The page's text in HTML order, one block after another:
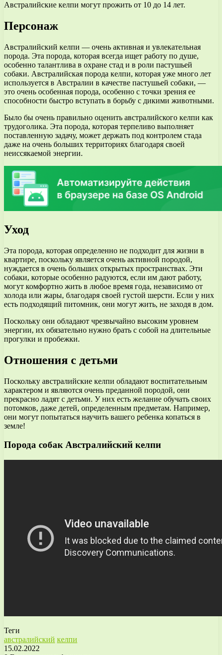
Австралийские келпи могут прожить от 10 до 14 лет.
Персонаж
Австралийский келпи — очень активная и увлекательная
порода. Эта порода, которая всегда ищет работу по душе,
особенно талантлива в охране стад и в роли пастушьей
собаки. Австралийская порода келпи, которая уже много лет
используется в Австралии в качестве пастушьей собаки, —
это очень особенная порода, особенно с точки зрения ее
способности быстро вступать в борьбу с дикими животными.
Было бы очень правильно оценить австралийского келпи как
трудоголика. Эта порода, которая терпеливо выполняет
поставленную задачу, может держать под контролем стада
даже на очень больших территориях благодаря своей
неиссякаемой энергии.
Уход
Эта порода, которая определенно не подходит для жизни в
квартире, поскольку является очень активной породой,
нуждается в очень больших открытых пространствах. Эти
собаки, которые особенно радуются, если им дают работу,
могут комфортно жить в любое время года, независимо от
холода или жары, благодаря своей густой шерсти. Если у них
есть подходящий питомник, они могут жить, не заходя в дом.
Поскольку они обладают чрезвычайно высоким уровнем
энергии, их обязательно нужно брать с собой на длительные
прогулки и пробежки.
Отношения с детьми
Поскольку австралийские келпи обладают воспитательным
характером и являются очень преданной породой, они
прекрасно ладят с детьми. У них есть желание обучать своих
потомков, даже детей, определенным предметам. Например,
они могут попытаться научить вашего ребенка копаться в
земле!
Порода собак Австралийский келпи
Теги
австралийский келпи
15.02.2022